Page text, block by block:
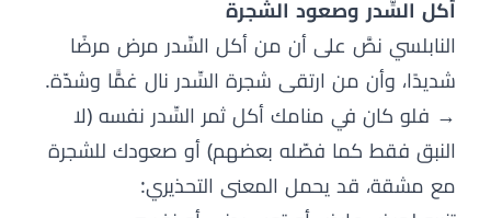
أكل السِّدر وصعود الشجرة
النابلسي نصَّ على أن من أكل السِّدر مرض مرضًا
شديدًا، وأن من ارتقى شجرة السِّدر نال غمًّا وشدّة.
→ فلو كان في منامك أكل ثمر السِّدر نفسه (لا
النبق فقط كما فصّله بعضهم) أو صعودك للشجرة
مع مشقة، قد يحمل المعنى التحذيري: